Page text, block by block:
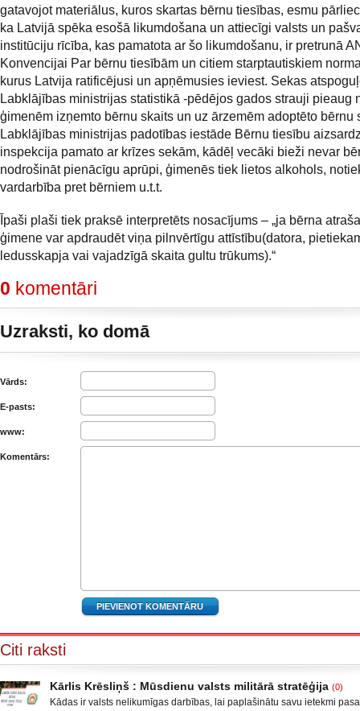
gatavojot materiālus, kuros skartas bērnu tiesības, esmu
ka Latvijā spēka esošā likumdošana un attiecīgi valsts un
institūciju rīcība, kas pamatota ar šo likumdošanu, ir pretrunā
Konvencijai Par bērnu tiesībām un citiem starptautiskiem
kurus Latvija ratificējusi un apņēmusies ieviest. Sekas
Labklājības ministrijas statistikā -pēdējos gados strauji pieaug
ģimenēm izņemto bērnu skaits un uz ārzemēm adoptēto bērnu
Labklājības ministrijas padotības iestāde Bērnu tiesību
inspekcija pamato ar krīzes sekām, kādēļ vecāki bieži nevar
nodrošināt pienācīgu aprūpi, ģimenēs tiek lietos alkohols,
vardarbība pret bērniem u.t.t.
Īpaši plaši tiek praksē interpretēts nosacījums – „ja bērna
ģimene var apdraudēt viņa pilnvērtīgu attīstību(datora,
ledusskapja vai vajadzīgā skaita gultu trūkums).“
0 komentāri
Uzraksti, ko domā
Vārds:
E-pasts:
www:
Komentārs:
Citi raksti
Kārlis Krēsliņš : Mūsdienu valsts militārā stratēģija (0)
Kādas ir valsts nelikumīgas darbības, lai paplašinātu savu ietekmi